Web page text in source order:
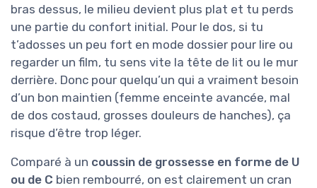
bras dessus, le milieu devient plus plat et tu perds
une partie du confort initial. Pour le dos, si tu
t’adosses un peu fort en mode dossier pour lire ou
regarder un film, tu sens vite la tête de lit ou le mur
derrière. Donc pour quelqu’un qui a vraiment besoin
d’un bon maintien (femme enceinte avancée, mal
de dos costaud, grosses douleurs de hanches), ça
risque d’être trop léger.
Comparé à un coussin de grossesse en forme de U
ou de C bien rembourré, on est clairement un cran